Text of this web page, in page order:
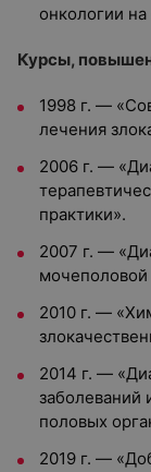
онкологии
Курсы,
1998 г. —
лечения
2006 г. —
практики».
2007 г. —
2010 г. —
2014 г. —
заболеваний
половых
2019 г. —